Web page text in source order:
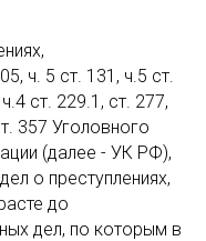
ч. 5 ст. 131, ч.5 ст.
ст. 229.1, ст. 277,
357 Уголовного
(далее - УК РФ),
о преступлениях,
до
дел, по которым в